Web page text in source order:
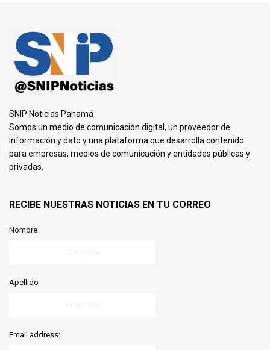
SNIP Noticias Panamá
Somos un medio de comunicación digital, un proveedor de
información y dato y una plataforma que desarrolla contenido
para empresas, medios de comunicación y entidades públicas y
privadas.
RECIBE NUESTRAS NOTICIAS EN TU CORREO
Nombre
Apellido
Email address: